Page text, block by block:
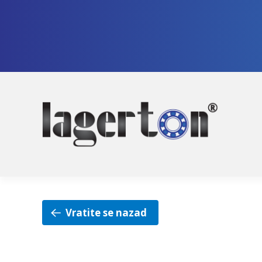
Vratite se nazad